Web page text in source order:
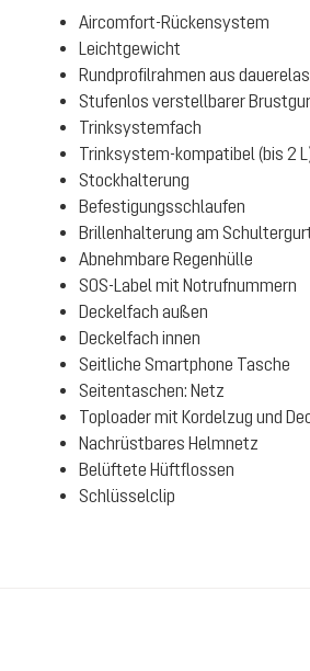
Aircomfort-Rückensystem
Leichtgewicht
Rundprofilrahmen aus
Stufenlos verstellbarer
Trinksystemfach
Trinksystem-kompatibel (bis 2
Stockhalterung
Befestigungsschlaufen
Brillenhalterung am
Abnehmbare Regenhülle
SOS-Label mit Notrufnummern
Deckelfach außen
Deckelfach innen
Seitliche Smartphone Tasche
Seitentaschen: Netz
Toploader mit Kordelzug und
Nachrüstbares Helmnetz
Belüftete Hüftflossen
Schlüsselclip